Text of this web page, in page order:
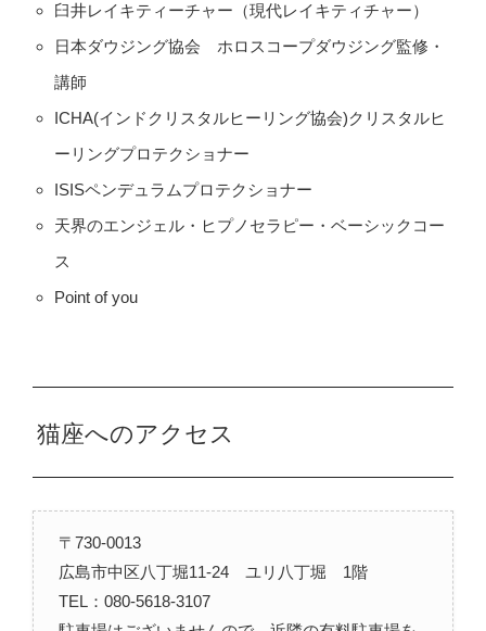
臼井レイキティーチャー（現代レイキティチャー）
日本ダウジング協会 ホロスコープダウジング監修・
講師
ICHA(インドクリスタルヒーリング協会)クリスタルヒ
ーリングプロテクショナー
ISISペンデュラムプロテクショナー
天界のエンジェル・ヒプノセラピー・ベーシックコー
ス
Point of you
猫座へのアクセス
〒730-0013
広島市中区八丁堀11-24 ユリ八丁堀 1階
TEL：080-5618-3107